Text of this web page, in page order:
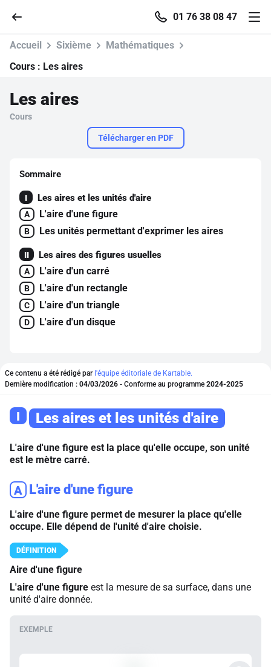
01 76 38 08 47
Accueil
Se connecter
S'inscrire gratuitement
Pour profiter de 10 contenus offerts.
Accueil Sixième
Mathématiques
Cours : Les aires
Les aires
Cours
Télécharger en PDF
Sommaire
I Les aires et les unités d'aire
A L'aire d'une figure
B Les unités permettant d'exprimer les aires
II Les aires des figures usuelles
A L'aire d'un carré
B L'aire d'un rectangle
C L'aire d'un triangle
D L'aire d'un disque
Ce contenu a été rédigé par l'équipe éditoriale de Kartable.
Dernière modification : 04/03/2026 - Conforme au programme 2024-2025
I Les aires et les unités d'aire
L'aire d'une figure est la place qu'elle occupe, son unité
est le mètre carré.
A L'aire d'une figure
L'aire d'une figure permet de mesurer la place qu'elle
occupe. Elle dépend de l'unité d'aire choisie.
Aire d'une figure
L'aire d'une figure est la mesure de sa surface, dans une
unité d'aire donnée.